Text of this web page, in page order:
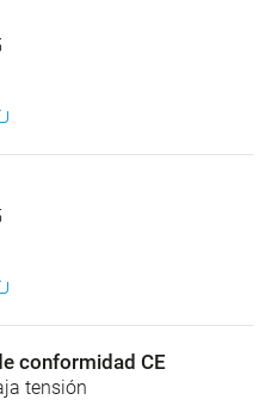
conformidad CE
tensión